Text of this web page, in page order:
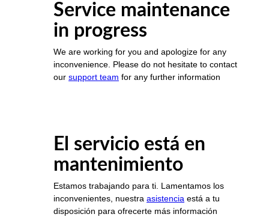
Service maintenance
in progress
We are working for you and apologize for any
inconvenience. Please do not hesitate to contact
our support team for any further information
El servicio está en
mantenimiento
Estamos trabajando para ti. Lamentamos los
inconvenientes, nuestra asistencia está a tu
disposición para ofrecerte más información